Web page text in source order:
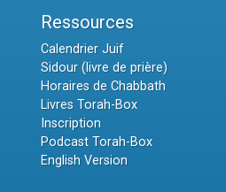
Ressources
Calendrier Juif
Sidour (livre de prière)
Horaires de Chabbath
Livres Torah-Box
Inscription
Podcast Torah-Box
English Version